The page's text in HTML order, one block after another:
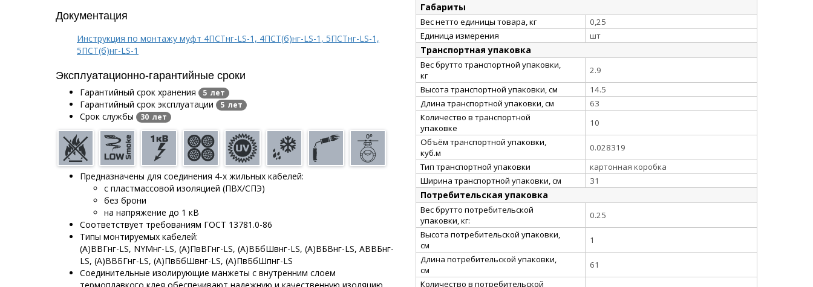
Документация
Инструкция по монтажу муфт 4ПСТнг-LS-1, 4ПСТ(б)нг-LS-1, 5ПСТнг-LS-1,
5ПСТ(б)нг-LS-1
Эксплуатационно-гарантийные сроки
Гарантийный срок хранения 5 лет
Гарантийный срок эксплуатации 5 лет
Срок службы 30 лет
Предназначены для соединения 4-х жильных кабелей:
с пластмассовой изоляцией (ПВХ/СПЭ)
без брони
на напряжение до 1 кВ
Соответствует требованиям ГОСТ 13781.0-86
Типы монтируемых кабелей:
(А)ВВГнг-LS, NYMнг-LS, (А)ПвВГнг-LS, (А)ВБбШвнг-LS, (А)ВБВнг-LS, АВВБнг-
LS, (А)ВВБГнг-LS, (А)ПвБбШвнг-LS, (А)ПвБбШпнг-LS
Соединительные изолирующие манжеты с внутренним слоем
Габариты
Вес нетто единицы товара, кг
0,25
Единица измерения
шт
Транспортная упаковка
Вес брутто транспортной упаковки,
кг
2.9
Высота транспортной упаковки, см
14.5
Длина транспортной упаковки, см
63
Количество в транспортной
упаковке
10
Объём транспортной упаковки,
куб.м
0.028319
Тип транспортной упаковки
картонная коробка
Ширина транспортной упаковки, см
31
Потребительская упаковка
Вес брутто потребительской
упаковки, кг:
0.25
Высота потребительской упаковки,
см
1
Длина потребительской упаковки,
см
61
Количество в потребительской